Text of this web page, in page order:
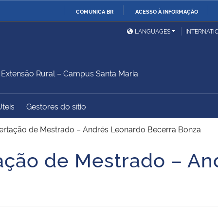
COMUNICA BR ACESSO À INFORMAÇÃO
Ministério da Defesa
Ministério das Relações
Exteriores
Ministério do
Desenvolvimento Regional
União
Advocacia-Geral da União Banco Central do Brasil
LANGUAGES
Rural – Campus Santa Maria
Gestores do sítio
de Mestrado – Andrés Leonardo Becerra Bonza
de Mestrado –